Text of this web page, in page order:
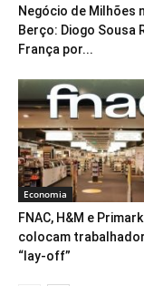
Negócio de Milhões
Berço: Diogo Sousa
França por...
Economia
​FNAC, H&M e Primark
colocam
“lay-off”